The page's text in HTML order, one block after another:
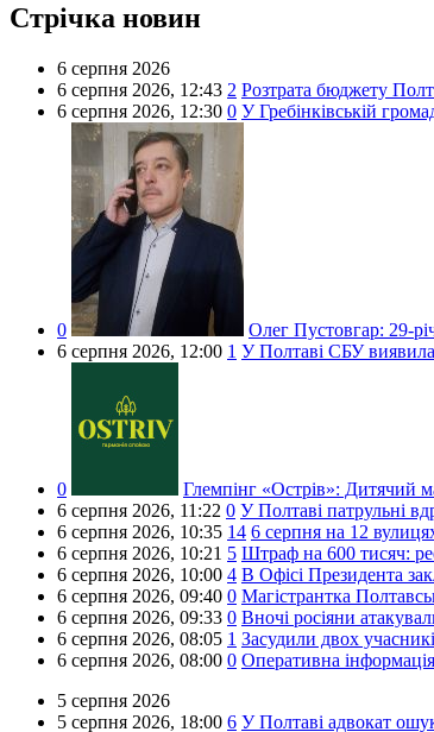
Стрічка новин
6 серпня 2026
6 серпня 2026, 12:43 2 Розтрата бюджету
6 серпня 2026, 12:30 0 У Гребінківській
0 Олег Пустовгар: 29-
6 серпня 2026, 12:00 1 У Полтаві СБУ виявила
0 Глемпінг «Острів»: Дитячий
6 серпня 2026, 11:22 0 У Полтаві патрульні
6 серпня 2026, 10:35 14 6 серпня на 12
6 серпня 2026, 10:21 5 Штраф на 600 тисяч:
6 серпня 2026, 10:00 4 В Офісі Президента
6 серпня 2026, 09:40 0 Магістрантка
6 серпня 2026, 09:33 0 Вночі росіяни
6 серпня 2026, 08:05 1 Засудили двох
6 серпня 2026, 08:00 0 Оперативна
5 серпня 2026
5 серпня 2026, 18:00 6 У Полтаві адвокат